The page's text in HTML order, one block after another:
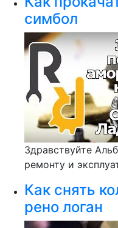
симбол
Здравствуйте
ремонту и
Как снять
рено логан